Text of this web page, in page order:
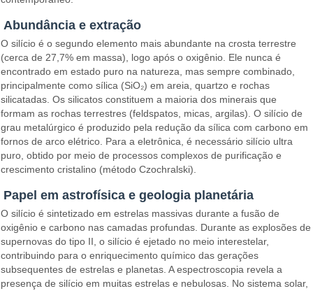
Abundância e extração
O silício é o segundo elemento mais abundante na crosta terrestre
(cerca de 27,7% em massa), logo após o oxigênio. Ele nunca é
encontrado em estado puro na natureza, mas sempre combinado,
principalmente como sílica (SiO₂) em areia, quartzo e rochas
silicatadas. Os silicatos constituem a maioria dos minerais que
formam as rochas terrestres (feldspatos, micas, argilas). O silício de
grau metalúrgico é produzido pela redução da sílica com carbono em
fornos de arco elétrico. Para a eletrônica, é necessário silício ultra
puro, obtido por meio de processos complexos de purificação e
crescimento cristalino (método Czochralski).
Papel em astrofísica e geologia planetária
O silício é sintetizado em estrelas massivas durante a fusão de
oxigênio e carbono nas camadas profundas. Durante as explosões de
supernovas do tipo II, o silício é ejetado no meio interestelar,
contribuindo para o enriquecimento químico das gerações
subsequentes de estrelas e planetas. A espectroscopia revela a
presença de silício em muitas estrelas e nebulosas. No sistema solar,